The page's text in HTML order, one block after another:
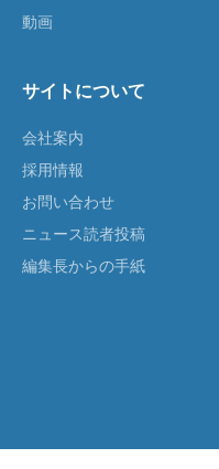
動画
サイトについて
会社案内
採用情報
お問い合わせ
ニュース読者投稿
編集長からの手紙